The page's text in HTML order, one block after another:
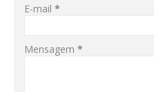
E-mail *
Mensagem *